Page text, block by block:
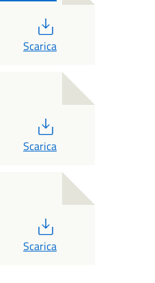
Scarica
Scarica
Scarica